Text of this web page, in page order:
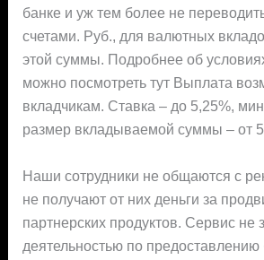
банке и уж тем более не
счетами. Руб., для валютных
этой суммы. Подробнее об
можно посмотреть тут Выплата
вкладчикам. Ставка – до 5,25%,
размер вкладываемой суммы – от
Наши сотрудники не общаются с
не получают от них деньги за
партнерских продуктов. Сервис не
деятельностью по предоставлению